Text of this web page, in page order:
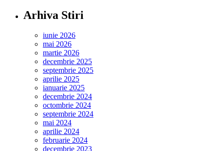
Arhiva Stiri
iunie 2026
mai 2026
martie 2026
decembrie 2025
septembrie 2025
aprilie 2025
ianuarie 2025
decembrie 2024
octombrie 2024
septembrie 2024
mai 2024
aprilie 2024
februarie 2024
decembrie 2023